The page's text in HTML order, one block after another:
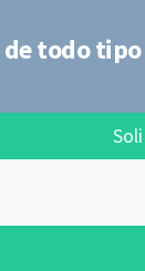
todo